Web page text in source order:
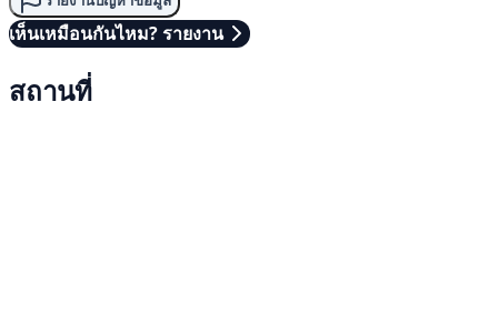
เห็นเหมือนกันไหม? รายงาน
สถานที่